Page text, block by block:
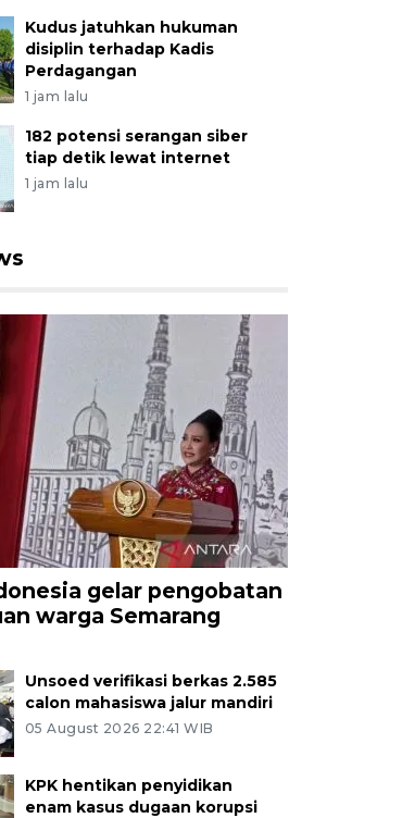
Kudus jatuhkan hukuman
disiplin terhadap Kadis
Perdagangan
1 jam lalu
182 potensi serangan siber
tiap detik lewat internet
1 jam lalu
gelar pengobatan
warga Semarang
Unsoed verifikasi berkas 2.585
calon mahasiswa jalur mandiri
05 August 2026 22:41 WIB
KPK hentikan penyidikan
enam kasus dugaan korupsi